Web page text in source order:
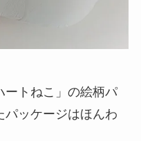
ートねこ」の絵柄パ
パッケージはほんわ